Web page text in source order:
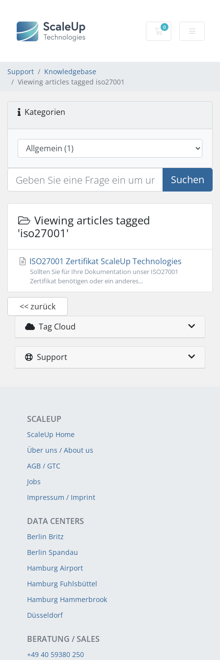
0
Mein Warenkorb
Support
Knowledgebase
Viewing articles tagged iso27001
Kategorien
Suchen
Viewing articles tagged
'iso27001'
ISO27001 Zertifikat ScaleUp Technologies
Sollten Sie für Ihre Dokumentation unser ISO27001
Zertifikat benötigen oder ein anderes...
<< zurück
Tag Cloud
Support
SCALEUP
ScaleUp Home
Über uns / About us
AGB / GTC
Jobs
Impressum / Imprint
DATA CENTERS
Berlin Britz
Berlin Spandau
Hamburg Airport
Hamburg Fuhlsbüttel
Hamburg Hammerbrook
Düsseldorf
BERATUNG / SALES
+49 40 59380 250